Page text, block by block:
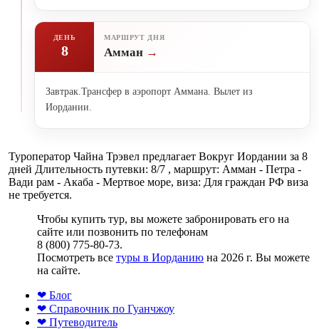
ДЕНЬ
8
МАРШРУТ ДНЯ
Амман
Завтрак.Трансфер в аэропорт Аммана. Вылет из
Иордании.
Туроператор Чайна Трэвел предлагает Вокруг Иордании за 8
дней Длительность путевки: 8/7 , маршрут: Амман - Петра -
Вади рам - Акаба - Мертвое море, виза: Для граждан РФ виза
не требуется.
Чтобы купить тур, вы можете забронировать его на
сайте или позвонить по телефонам
8 (800) 775-80-73.
Посмотреть все туры в Иорданию на 2026 г. Вы можете
на сайте.
❤ Блог
❤ Справочник по Гуанчжоу
❤ Путеводитель